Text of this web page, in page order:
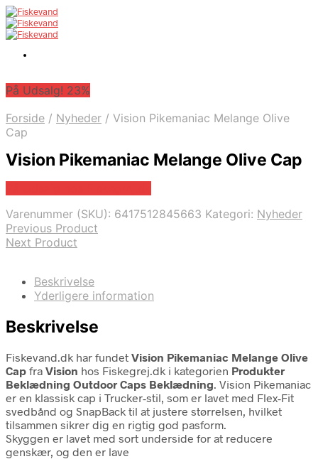
På Udsalg! 23%
Forside / Nyheder / Vision Pikemaniac Melange Olive
Cap
Vision Pikemaniac Melange Olive Cap
Varenummer (SKU): 6417512845663 Kategori: Nyheder
Previous Product
Next Product
Beskrivelse
Yderligere information
Beskrivelse
Fiskevand.dk har fundet Vision Pikemaniac Melange Olive
Cap fra Vision hos Fiskegrej.dk i kategorien Produkter
Beklædning Outdoor Caps Beklædning. Vision Pikemaniac
er en klassisk cap i Trucker-stil, som er lavet med Flex-Fit
svedbånd og SnapBack til at justere størrelsen, hvilket
tilsammen sikrer dig en rigtig god pasform.
Skyggen er lavet med sort underside for at reducere
genskær, og den er lave